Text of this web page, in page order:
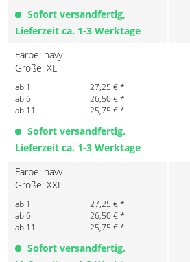
Sofort versandfertig,
Lieferzeit ca. 1-3 Werktage
Farbe: navy
Größe: XL
ab 1
27,25 € *
ab 6
26,50 € *
ab 11
25,75 € *
Sofort versandfertig,
Lieferzeit ca. 1-3 Werktage
Farbe: navy
Größe: XXL
ab 1
27,25 € *
ab 6
26,50 € *
ab 11
25,75 € *
Sofort versandfertig,